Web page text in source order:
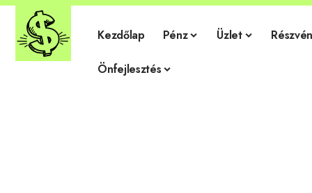
Kezdőlap Pénz Üzlet
Önfejlesztés